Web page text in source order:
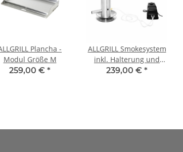
Plancha -
Modul Größe M
259,00 € *
ALLGRILL Smokesystem
inkl. Halterung und
Adapter für CHEF u.
239,00 € *